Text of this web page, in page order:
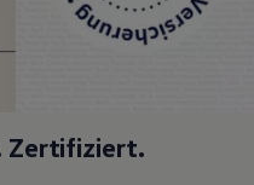
Zertifiziert.